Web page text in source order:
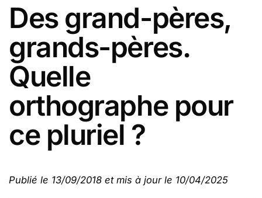
Des grand-pères,
grands-pères.
Quelle
orthographe pour
ce pluriel ?
Publié le 13/09/2018 et mis à jour le 10/04/2025